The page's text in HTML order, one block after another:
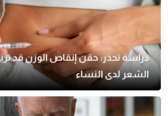
دراسة تحذر: حقن إنقاص الوزن قد
الشعر لدى النساء